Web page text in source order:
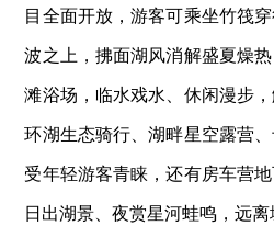
目全面开放，游客可乘坐竹筏
波之上，拂面湖风消解盛夏燥
滩浴场，临水戏水、休闲漫步
环湖生态骑行、湖畔星空露营
受年轻游客青睐，还有房车营
日出湖景、夜赏星河蛙鸣，远离